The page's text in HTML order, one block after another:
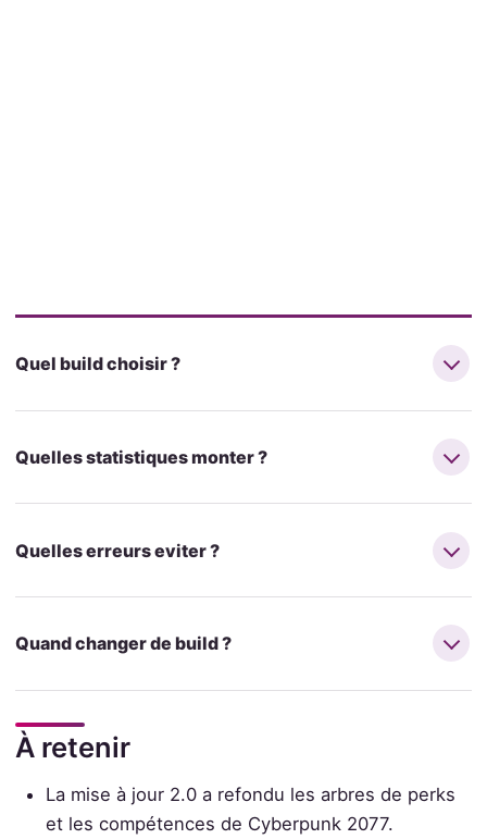
Quel build choisir ?
Quelles statistiques monter ?
Quelles erreurs eviter ?
Quand changer de build ?
À retenir
La mise à jour 2.0 a refondu les arbres de perks
et les compétences de Cyberpunk 2077.